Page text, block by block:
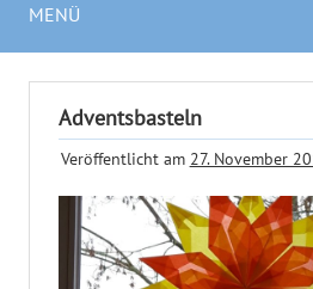
MENÜ
Adventsbasteln
Veröffentlicht am 27. November